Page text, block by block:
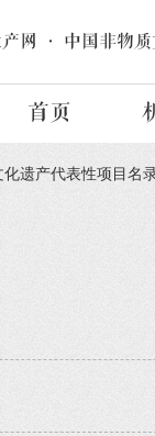
网 · 中国非物
首页
化遗产代表性项目名